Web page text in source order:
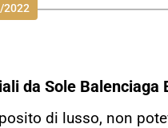
2022
da Sole Balenciaga
di lusso, non